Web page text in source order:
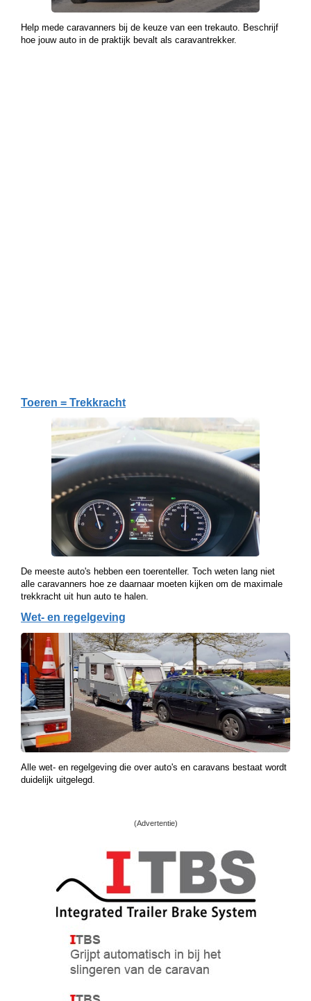
Help mede caravanners bij de keuze van een trekauto. Beschrijf
hoe jouw auto in de praktijk bevalt als caravantrekker.
Toeren = Trekkracht
De meeste auto's hebben een toerenteller. Toch weten lang niet
alle caravanners hoe ze daarnaar moeten kijken om de maximale
trekkracht uit hun auto te halen.
Wet- en regelgeving
Alle wet- en regelgeving die over auto's en caravans bestaat wordt
duidelijk uitgelegd.
(Advertentie)